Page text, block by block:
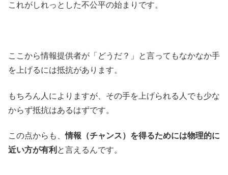
これがしれっとした不公平の始まりです。
ここから情報提供者が「どうだ？」と言ってもなかなか手
を上げるには抵抗があります。
もちろん人によりますが、その手を上げられる人でも少な
からず抵抗はあるはずです。
この点からも、情報（チャンス）を得るためには物理的に
近い方が有利 と言えるんです。